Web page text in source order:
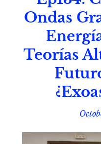
Ondas
Teorías